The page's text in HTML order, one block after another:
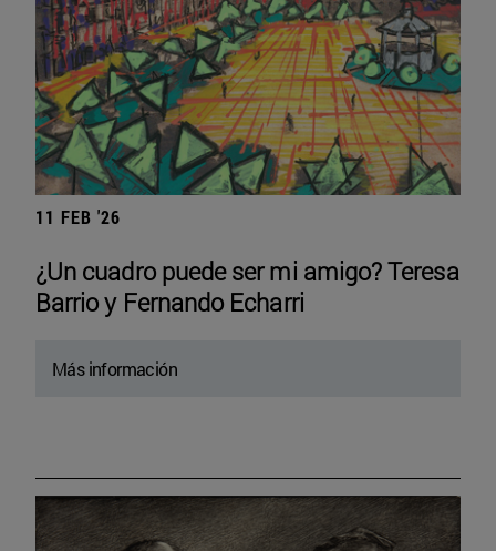
11 FEB '26
¿Un cuadro puede ser mi amigo? Teresa
Barrio y Fernando Echarri
Más información